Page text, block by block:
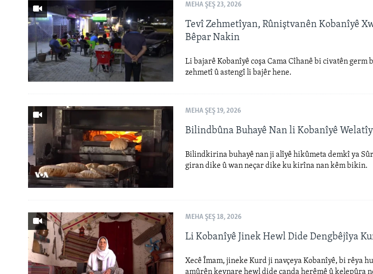
MEHA ŞEŞ 23, 2026
Tevî Zehmetîyan, Rûniştvanên Kobanîyê
Bêpar Nakin
Li bajarê Kobanîyê coşa Cama Cîhanê bi civatên
zehmetî û astengî li bajêr hene.
MEHA ŞEŞ 19, 2026
Bilindbûna Buhayê Nan li Kobanîyê
Bilindkirina buhayê nan ji alîyê hikûmeta demkî ya
giran dike û wan neçar dike ku kirîna nan kêm bikin.
MEHA ŞEŞ 18, 2026
Li Kobanîyê Jinek Hewl Dide Dengbêjîya
Xecê Îmam, jineke Kurd ji navçeya Kobanîyê, bi rêya
amûrên kevnare hewl dide çanda herêmê û kelepûra